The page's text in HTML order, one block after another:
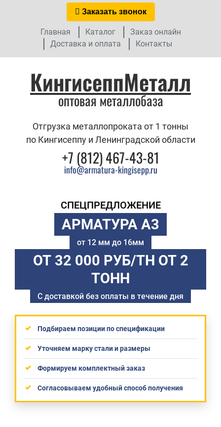
Заказать звонок
Главная Каталог
Заказ онлайн
Доставка и оплата
Контакты
КингисеппМеталл
оптовая металлобаза
Отгрузка металлопроката от 1 тонны
по Кингисеппу и Ленинградской области
+7 (812) 467-43-81
info@armatura-kingisepp.ru
СПЕЦПРЕДЛОЖЕНИЕ
АРМАТУРА А3
от 12 мм до 16мм
ОТ 32 000 РУБ/ТН ОТ 2
ТОНН
С доставкой без оплаты в течение дня
Подбираем позиции по спецификации
Уточняем марку стали и размеры
Формируем комплектный заказ
Согласовываем удобный способ получения